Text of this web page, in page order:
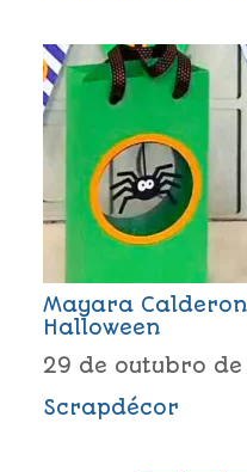
Mayara
Halloween
29 de outubro de
Scrapdécor